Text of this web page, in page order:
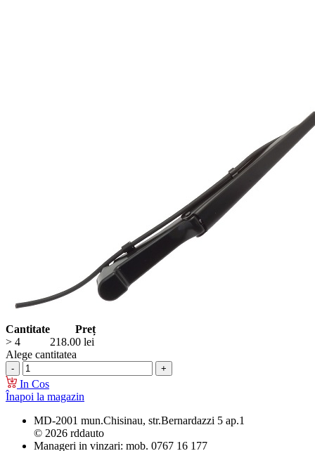
Cantitate
Preț
> 4
218.00 lei
Alege cantitatea
In Cos
Înapoi la magazin
MD-2001 mun.Chisinau, str.Bernardazzi 5 ap.1
© 2026 rddauto
Manageri in vinzari: mob. 0767 16 177